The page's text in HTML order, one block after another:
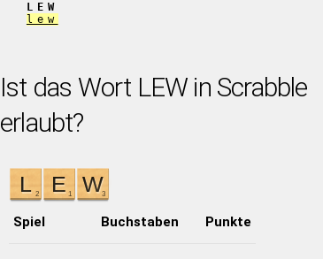
LEW
lew
Ist das Wort LEW in Scrabble
erlaubt?
Spiel Buchstaben Punkte